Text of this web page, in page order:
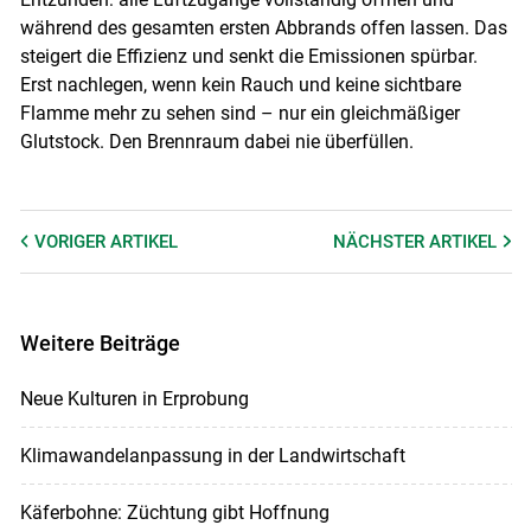
während des gesamten ersten Abbrands offen lassen. Das
steigert die Effizienz und senkt die Emissionen spürbar.
Erst nachlegen, wenn kein Rauch und keine sichtbare
Flamme mehr zu sehen sind – nur ein gleichmäßiger
Glutstock. Den Brennraum dabei nie überfüllen.
VORIGER ARTIKEL NÄCHSTERARTIKEL
Weitere Beiträge
Neue Kulturen in Erprobung
Klimawandelanpassung in der Landwirtschaft
Käferbohne: Züchtung gibt Hoffnung